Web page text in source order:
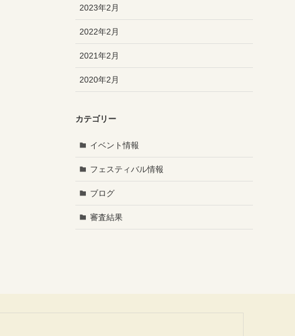
2023年2月
2022年2月
2021年2月
2020年2月
カテゴリー
イベント情報
フェスティバル情報
ブログ
審査結果